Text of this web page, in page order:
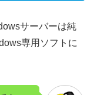
サーバーは純
専用ソフトに